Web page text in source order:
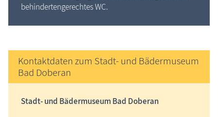
behindertengerechtes WC.
Kontaktdaten zum Stadt- und Bädermuseum
Bad Doberan
Stadt- und Bädermuseum Bad Doberan